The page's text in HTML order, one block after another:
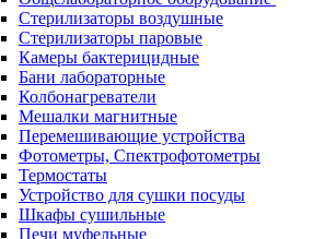
Стерилизаторы воздушные
Стерилизаторы паровые
Камеры бактерицидные
Бани лабораторные
Колбонагреватели
Мешалки магнитные
Перемешивающие устройства
Фотометры, Спектрофотометры
Термостаты
Устройство для сушки посуды
Шкафы сушильные
Печи муфельные